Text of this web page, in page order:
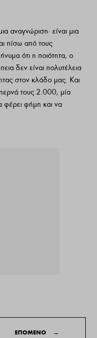
αναγνώριση· είναι μια
πίσω από τους
ότι η ποιότητα, ο
δεν είναι πολυτέλεια
στον κλάδο μας. Και
τους 2.000, μία
φέρει φήμη και να
ΕΠΟΜΕΝΟ →